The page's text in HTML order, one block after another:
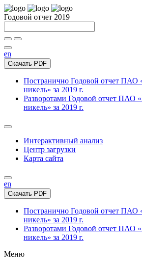
Годовой отчет 2019
en
Скачать PDF
Постранично Годовой отчет
никель» за 2019 г.
Разворотами Годовой отчет ПАО
никель» за 2019 г.
Интерактивный анализ
Центр загрузки
Карта сайта
en
Скачать PDF
Постранично Годовой отчет
никель» за 2019 г.
Разворотами Годовой отчет ПАО
никель» за 2019 г.
Меню